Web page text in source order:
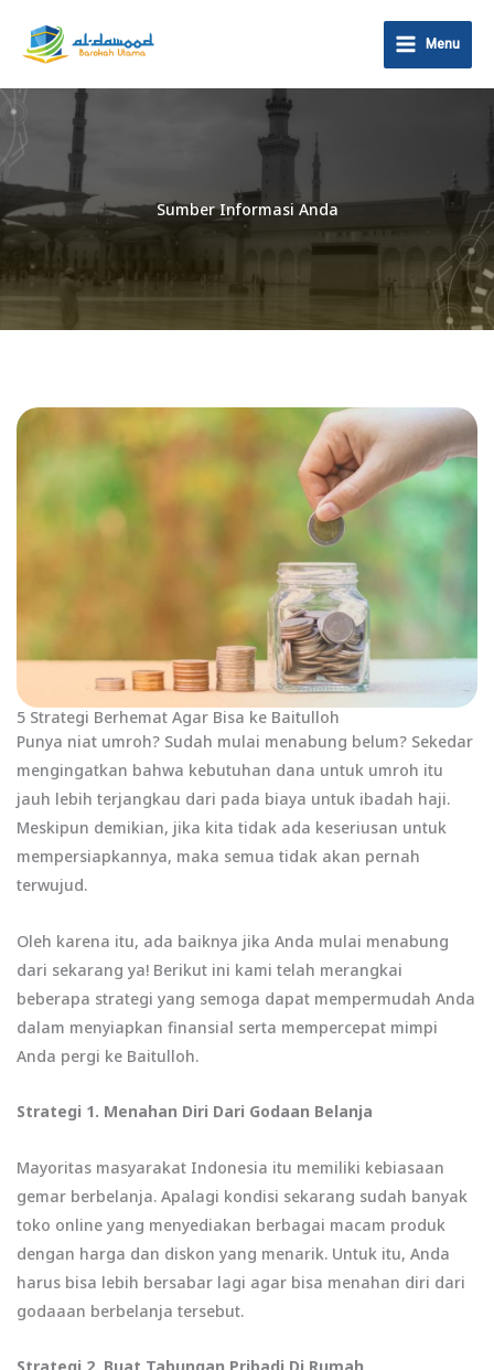
konten
Menu
Sumber Informasi Anda
5 Strategi Berhemat Agar Bisa ke Baitulloh
Punya niat umroh? Sudah mulai menabung belum? Sekedar
mengingatkan bahwa kebutuhan dana untuk umroh itu
jauh lebih terjangkau dari pada biaya untuk ibadah haji.
Meskipun demikian, jika kita tidak ada keseriusan untuk
mempersiapkannya, maka semua tidak akan pernah
terwujud.
Oleh karena itu, ada baiknya jika Anda mulai menabung
dari sekarang ya! Berikut ini kami telah merangkai
beberapa strategi yang semoga dapat mempermudah Anda
dalam menyiapkan finansial serta mempercepat mimpi
Anda pergi ke Baitulloh.
Strategi 1. Menahan Diri Dari Godaan Belanja
Mayoritas masyarakat Indonesia itu memiliki kebiasaan
gemar berbelanja. Apalagi kondisi sekarang sudah banyak
toko online yang menyediakan berbagai macam produk
dengan harga dan diskon yang menarik. Untuk itu, Anda
harus bisa lebih bersabar lagi agar bisa menahan diri dari
godaaan berbelanja tersebut.